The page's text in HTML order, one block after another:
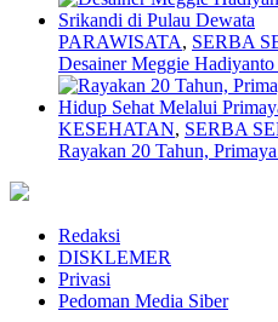
PARAWISATA, SERBA
Desainer Meggie
KESEHATAN, SERBA
Rayakan 20 Tahun,
Redaksi
DISKLEMER
Privasi
Pedoman Media Siber